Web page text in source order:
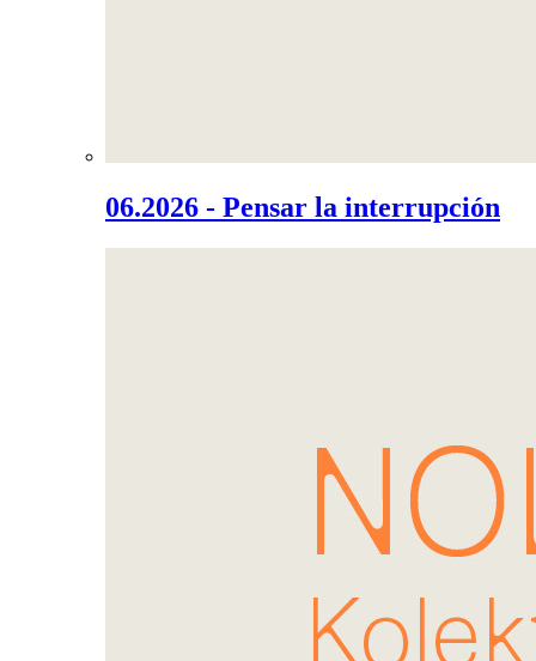
06.2026 - Pensar la interrupción